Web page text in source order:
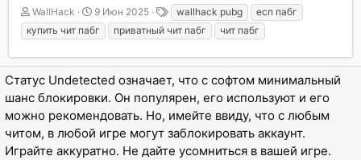
А
в
т
р
т
е
м
WallHack
Д
а
т
н
а
ч
а
л
а
9 Июн 2025
е
г
wallhack pubg
есп пабг
купить чит пабг
приватный чит пабг чит пабг
Статус Undetected означает, что с софтом минимальный
шанс блокировки. Он популярен, его используют и его
можно рекомендовать. Но, имейте ввиду, что с любым
читом, в любой игре могут заблокировать аккаунт.
Играйте аккуратно. Не дайте усомниться в вашей игре.